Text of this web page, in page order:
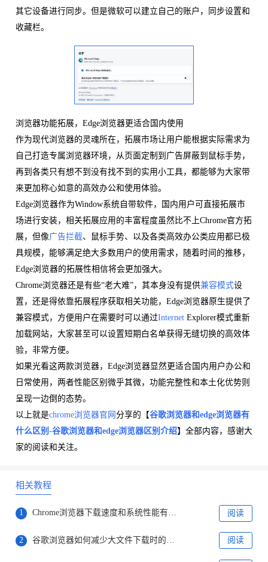
其它设备进行同步。但是微软可以建立自己的账户，同步设置和
收藏栏。
浏览器功能拓展，Edge浏览器更适合国内使用
作为现代浏览器的灵魂所在，拓展市场让用户能根据实际需求为
自己打造专属浏览器环境，从页面定制到广告屏蔽到鼠标手势，
再到各类只有想不到没有找不到的实用小工具，都能够为大家带
来更加称心如意的高效办公和使用体验。
Edge浏览器作为Window系统自带软件，国内用户可直接拓展市
场进行安装，相关拓展应用的丰富程度虽然比不上Chrome官方拓
展，但像广告拦截、鼠标手势、以及各类高效办公类应用都已极
具规模，能够满足绝大多数用户的使用需求，随着时间的推移，
Edge浏览器的拓展性相信将会更加强大。
Chrome浏览器还是有些“老大难”，其本身没有提供兼容模式设
置，还是得依靠拓展程序获取相关功能，Edge浏览器原生提供了
兼容模式，方便用户在需要时可以通过InternetExplorer模式重新
加载网站，大家甚至可以设置短期白名单获得无缝切换的高效体
验，非常方便。
如果光看这两款浏览器，Edge浏览器显然更适合国内用户办公和
日常使用，两者性能区别微乎其微，功能完整性和本土化优势则
呈现一边倒的态势。
以上就是chrome浏览器官网分享的【谷歌浏览器和edge浏览器有
什么区别-谷歌浏览器和edge浏览器区别介绍】全部内容，感谢大
家的阅读和关注。
相关教程
1 Chrome浏览器下载速度和系统性能有关吗 阅读
2 阅读